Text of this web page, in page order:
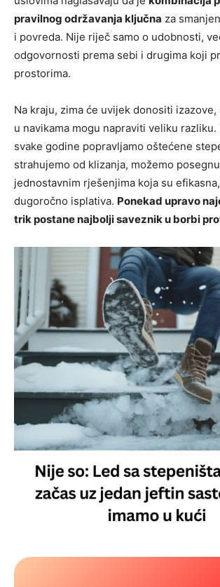
pravilnog održavanja ključna za
i povreda. Nije riječ samo o udobnosti,
odgovornosti prema sebi i drugima koji
prostorima.
Na kraju, zima će uvijek donositi izazove,
u navikama mogu napraviti veliku razliku.
svake godine popravljamo oštećene
strahujemo od klizanja, možemo
jednostavnim rješenjima koja su
dugoročno isplativa. Ponekad upravo
trik postane najbolji saveznik u borbi